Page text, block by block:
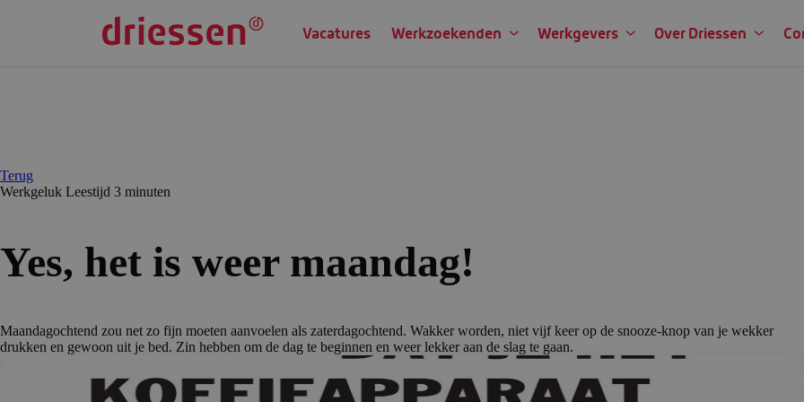
Vacatures Werkzoekenden Werkgevers Over Driessen
Terug
Werkgeluk Leestijd 3 minuten
Yes, het is weer maandag!
Maandagochtend zou net zo fijn moeten aanvoelen als zaterdagochtend. Wakker worden, niet vijf keer op de snooze-knop van je wekker
drukken en gewoon uit je bed. Zin hebben om de dag te beginnen en weer lekker aan de slag te gaan.